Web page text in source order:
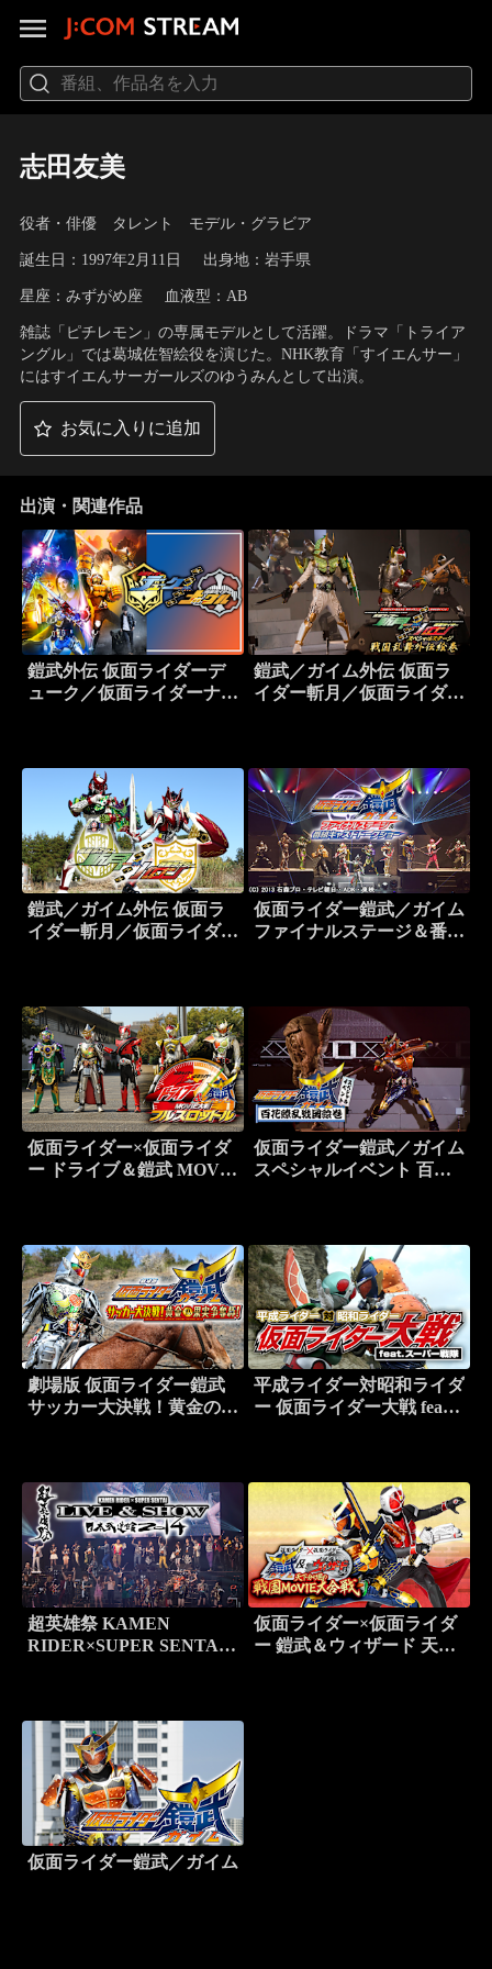
志田友美
役者・俳優 タレント モデル・グラビア
誕生日：1997年2月11日 出身地：岩手県
星座：みずがめ座 血液型：AB
雑誌「ピチレモン」の専属モデルとして活躍。ドラマ「トライア
ングル」では葛城佐智絵役を演じた。NHK教育「すイエんサー」
にはすイエんサーガールズのゆうみんとして出演。
お気に入りに追加
出演・関連作品
鎧武外伝 仮面ライダーデ
ューク／仮面ライダーナッ
鎧武／ガイム外伝 仮面ラ
イダー斬月／仮面ライダー
鎧武／ガイム外伝 仮面ラ
イダー斬月／仮面ライダー
仮面ライダー鎧武／ガイム
ファイナルステージ＆番組
仮面ライダー×仮面ライダ
ー ドライブ＆鎧武 MOVIE
仮面ライダー鎧武／ガイム
スペシャルイベント 百花
劇場版 仮面ライダー鎧武
サッカー大決戦！黄金の果
平成ライダー対昭和ライダ
ー 仮面ライダー大戦 feat.
超英雄祭 KAMEN
RIDER×SUPER SENTAI
仮面ライダー×仮面ライダ
ー 鎧武＆ウィザード 天下
仮面ライダー鎧武／ガイム